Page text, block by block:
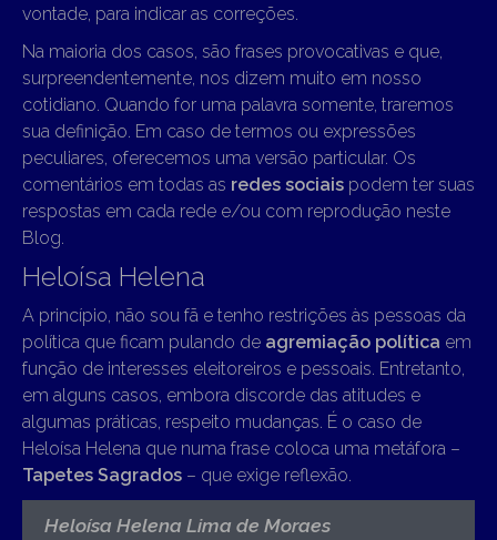
vontade, para indicar as correções.
Na maioria dos casos, são frases provocativas e que,
surpreendentemente, nos dizem muito em nosso
cotidiano. Quando for uma palavra somente, traremos
sua definição. Em caso de termos ou expressões
peculiares, oferecemos uma versão particular. Os
comentários em todas as redes sociais podem ter suas
respostas em cada rede e/ou com reprodução neste
Blog.
Heloísa Helena
A princípio, não sou fã e tenho restrições às pessoas da
política que ficam pulando de agremiação política em
função de interesses eleitoreiros e pessoais. Entretanto,
em alguns casos, embora discorde das atitudes e
algumas práticas, respeito mudanças. É o caso de
Heloísa Helena que numa frase coloca uma metáfora –
Tapetes Sagrados – que exige reflexão.
Heloísa Helena Lima de Moraes